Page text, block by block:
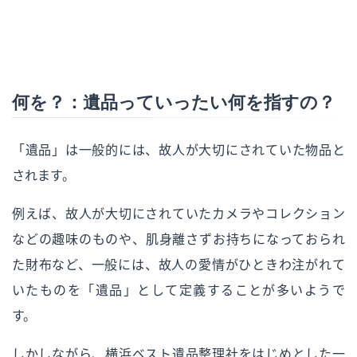
何を？：遺品っていったい何を指すの？
「遺品」は一般的には、故人が大切にされていた物品と
されます。
例えば、故人が大切にされていたカメラやコレクション
などの趣味のものや、肌身離さずお持ちになっておられ
た財布など、一般には、故人の愛情がひときわ注がれて
いたものを「遺品」として定義することが多いようで
す。